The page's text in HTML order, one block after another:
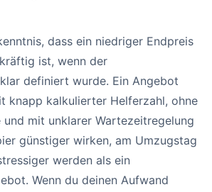
dass ein niedriger Endpreis
ist, wenn der
definiert wurde. Ein Angebot
knapp kalkulierter Helferzahl, ohne
mit unklarer Wartezeitregelung
günstiger wirken, am Umzugstag
werden als ein
Wenn du deinen Aufwand